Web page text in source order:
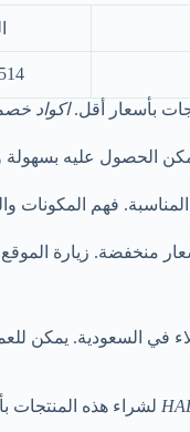
بأسعار أقل.اكواد
المناسبة. فهم
منخفضة. زيارة
في السعودية. يمكن
لشراء هذه المنتجات